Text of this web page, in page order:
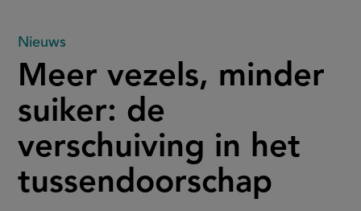
Meer
vezels,
minder
suiker:
de
Nieuws
Meer vezels, minder
suiker: de
verschuiving in het
tussendoorschap